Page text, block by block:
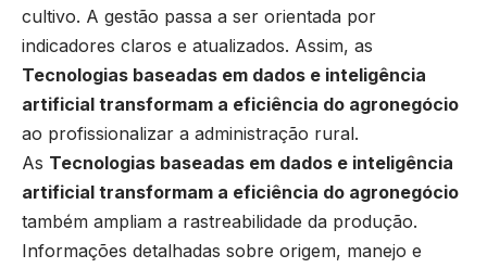
cultivo. A gestão passa a ser orientada por
indicadores claros e atualizados. Assim, as
Tecnologias baseadas em dados e inteligência
artificial transformam a eficiência do agronegócio
ao profissionalizar a administração rural.
As Tecnologias baseadas em dados e inteligência
artificial transformam a eficiência do agronegócio
também ampliam a rastreabilidade da produção.
Informações detalhadas sobre origem, manejo e